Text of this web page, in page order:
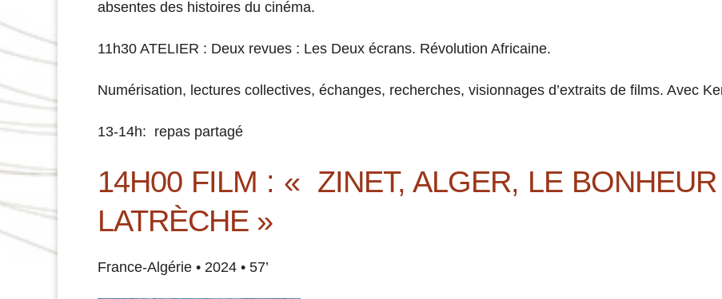
absentes des histoires du cinéma.
11h30 ATELIER : Deux revues : Les Deux écrans. Révolution Africaine.
Numérisation, lectures collectives, échanges, recherches, visionnages d’extraits de films. Avec
13-14h: repas partagé
14H00 FILM : « ZINET, ALGER, LE
LATRÈCHE »
France-Algérie • 2024 • 57’